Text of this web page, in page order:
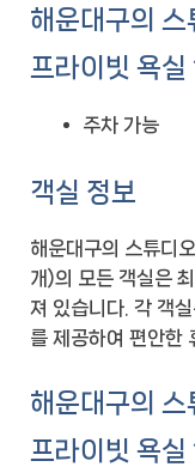
해운대구의
프라이빗 욕실
주차 가능
객실 정보
해운대구의 스튜디
개)의 모든 객실은
져 있습니다. 각 객
를 제공하여 편안한
해운대구의
프라이빗 욕실